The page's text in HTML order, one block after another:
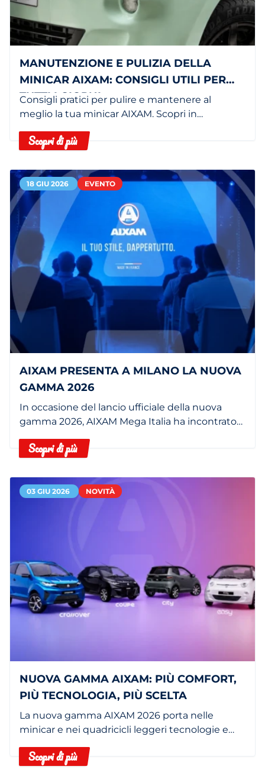
MANUTENZIONE E PULIZIA DELLA
MINICAR AIXAM: CONSIGLI UTILI PER
TUTTI I GIORNI
Consigli pratici per pulire e mantenere al
meglio la tua minicar AIXAM. Scopri in
Scopri di più
18 GIU 2026 EVENTO
AIXAM PRESENTA A MILANO LA NUOVA
GAMMA 2026
In occasione del lancio ufficiale della nuova
gamma 2026, AIXAM Mega Italia ha incontrato
Scopri di più
03 GIU 2026 NOVITÀ
NUOVA GAMMA AIXAM: PIÙ COMFORT,
PIÙ TECNOLOGIA, PIÙ SCELTA
La nuova gamma AIXAM 2026 porta nelle
minicar e nei quadricicli leggeri tecnologie e
riservate a segmenti superiori.
Scopri di più